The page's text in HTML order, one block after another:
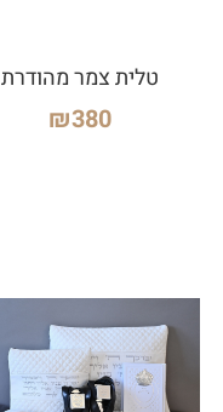
טלית צמר מהודרת
₪380